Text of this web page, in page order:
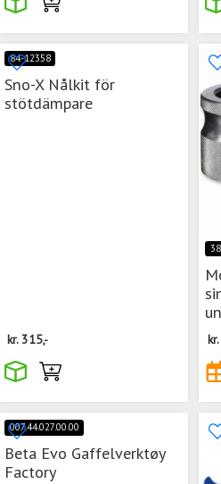
84-12358
Sno-X Nålkit för
stötdämpare
kr. 315,- kr.
007.44.027.00.00
Beta Evo Gaffelverktøy
Factory